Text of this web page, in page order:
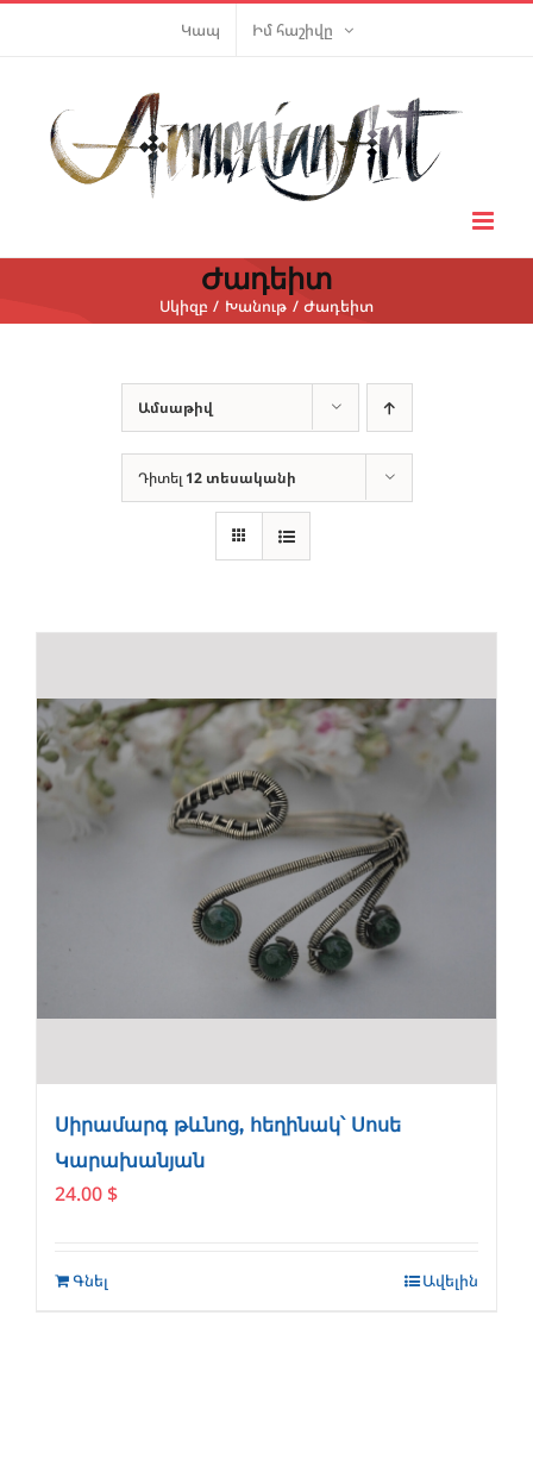
Կապ Իմ հաշիվը
Ժադեիտ
Սկիզբ Խանութ Ժադեիտ
Ամսաթիվ
Դիտել 12 տեսականի
Սիրամարգ թևնոց, հեղինակ՝ Սոսե
Կարախանյան
24.00 $
Գնել Ավելին